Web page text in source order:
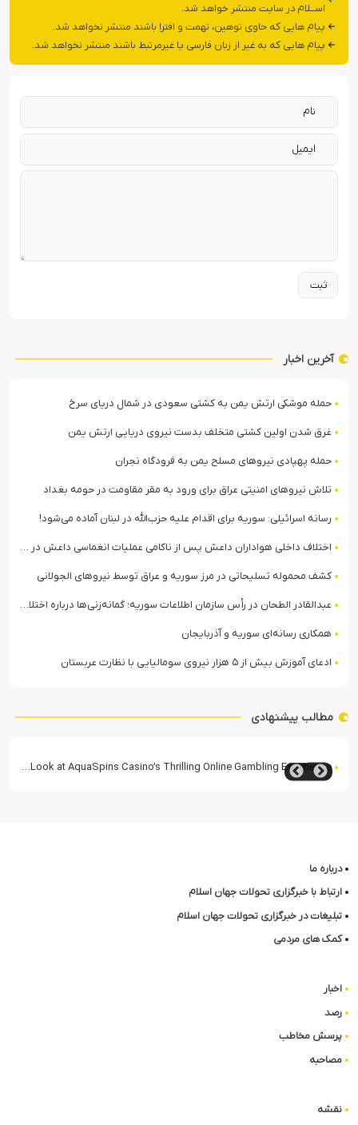
اســلام در سایت منتشر خواهد شد.
پیام هایی که حاوی توهین، تهمت و افترا باشند منتشر نخواهد شد.
پیام هایی که به غیر از زبان فارسی یا غیرمرتبط باشند منتشر نخواهد شد.
آخرین اخبار
حمله موشکی ارتش یمن به کشتی سعودی در شمال دریای سرخ
غرق شدن اولین کشتی متخلف بدست نیروی دریایی ارتش یمن
حمله پهپادی نیروهای مسلح یمن به فرودگاه نجران
تلاش نیروهای امنیتی عراق برای ورود به مقر مقاومت در حومه بغداد
رسانه اسرائیلی: سوریه برای اقدام علیه حزب‌الله در لبنان آماده می‌شود!
اختلاف داخلی هواداران داعش پس از ناکامی عملیات انغماسی داعش در رقه
کشف محموله تسلیحاتی در مرز سوریه و عراق توسط نیروهای الجولانی
عبدالقادر الطحان در رأس سازمان اطلاعات سوریه؛ گمانه‌زنی‌ها درباره اختلافات در ساختار امنیتی
همکاری رسانه‌ای سوریه و آذربایجان
ادعای آموزش بیش از ۵ هزار نیروی سومالیایی با نظارت عربستان
مطالب پیشنهادی
Dive into the Deep End: An In-Depth Look at AquaSpins Casino’s Thrilling Online Gambling Experience
درباره ما
ارتباط با خبرگزاری تحولات جهان اسلام
تبلیغات در خبرگزاری تحولات جهان اسلام
کمک های مردمی
اخبار
رصد
پرسش مخاطب
مصاحبه
نقشه